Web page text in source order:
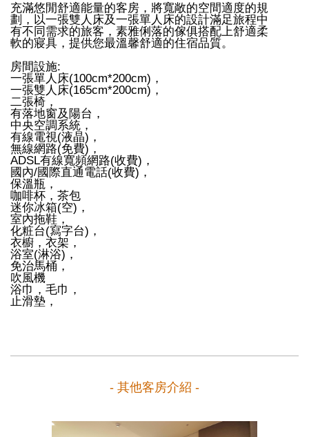
充滿悠閒舒適能量的客房，將寬敞的空間適度的規
劃，以一張雙人床及一張單人床的設計滿足旅程中
有不同需求的旅客，素雅俐落的傢俱搭配上舒適柔
軟的寢具，提供您最溫馨舒適的住宿品質。
房間設施:
一張單人床(100cm*200cm)，
一張雙人床(165cm*200cm)，
二張椅，
有落地窗及陽台，
中央空調系統，
有線電視(液晶)，
無線網路(免費)，
ADSL有線寬頻網路(收費)，
國內/國際直通電話(收費)，
保溫瓶，
咖啡杯，茶包
迷你冰箱(空)，
室內拖鞋，
化粧台(寫字台)，
衣櫥，衣架，
浴室(淋浴)，
免治馬桶，
吹風機
浴巾，毛巾，
止滑墊，
- 其他客房介紹 -